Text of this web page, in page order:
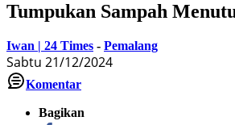
Tumpukan Sampah
Iwan | 24 Times - Pemalang
Sabtu 21/12/2024
Komentar
Bagikan